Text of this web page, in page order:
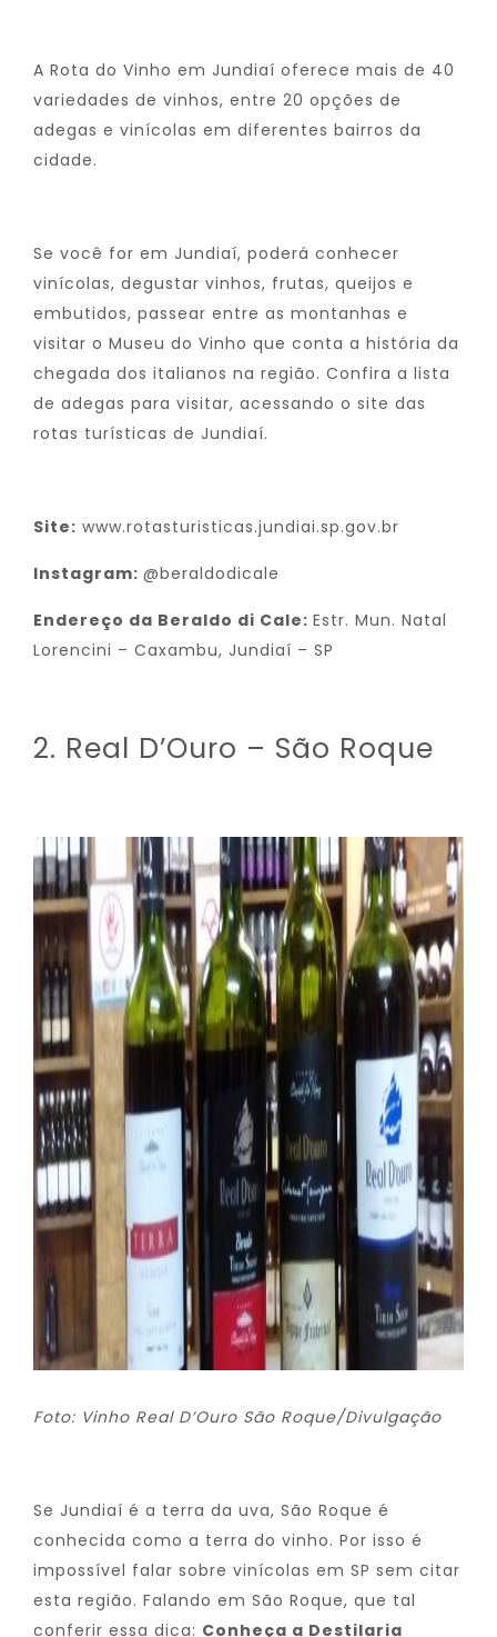
A Rota do Vinho em Jundiaí oferece mais de 40
variedades de vinhos, entre 20 opções de
adegas e vinícolas em diferentes bairros da
cidade.
Se você for em Jundiaí, poderá conhecer
vinícolas, degustar vinhos, frutas, queijos e
embutidos, passear entre as montanhas e
visitar o Museu do Vinho que conta a história da
chegada dos italianos na região. Confira a lista
de adegas para visitar, acessando o site das
rotas turísticas de Jundiaí.
Site: www.rotasturisticas.jundiai.sp.gov.br
Instagram: @beraldodicale
Endereço da Beraldo di Cale: Estr. Mun. Natal
Lorencini – Caxambu, Jundiaí – SP
2. Real D’Ouro – São Roque
Foto: Vinho Real D’Ouro São Roque/Divulgação
Se Jundiaí é a terra da uva, São Roque é
conhecida como a terra do vinho. Por isso é
impossível falar sobre vinícolas em SP sem citar
esta região. Falando em São Roque, que tal
conferir essa dica: Conheça a Destilaria